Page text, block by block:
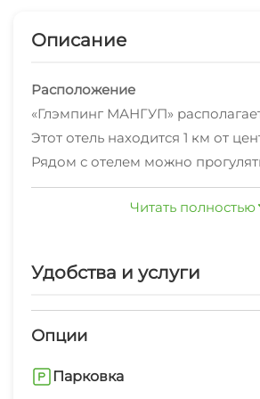
Описание
Расположение
«Глэмпинг МАНГУП»
Этот отель находится 1 км от
Рядом с отелем можно
Неподалёку: Диорама "Штурм
мая 1944 г.»., Эко-парк
удобное место для перекуса. На
при заезде. Специально для
автопутешественников
парковка.
Готовьтесь к весёлому и
Читать полностью
Удобства и услуги
Опции
Парковка